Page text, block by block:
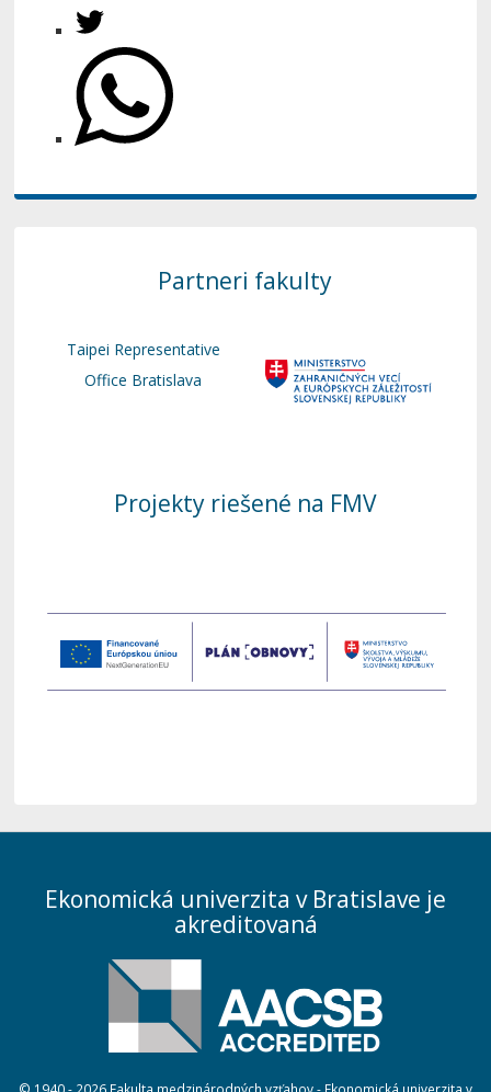
Partneri fakulty
Taipei Representative
Office Bratislava
Projekty riešené na FMV
Ekonomická univerzita v Bratislave je
akreditovaná